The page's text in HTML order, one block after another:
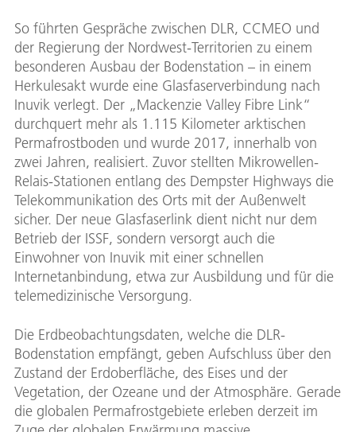
So führten Gespräche zwischen DLR, CCMEO und
der Regierung der Nordwest-Territorien zu einem
besonderen Ausbau der Bodenstation – in einem
Herkulesakt wurde eine Glasfaserverbindung nach
Inuvik verlegt. Der „Mackenzie Valley Fibre Link“
durchquert mehr als 1.115 Kilometer arktischen
Permafrostboden und wurde 2017, innerhalb von
zwei Jahren, realisiert. Zuvor stellten Mikrowellen-
Relais-Stationen entlang des Dempster Highways die
Telekommunikation des Orts mit der Außenwelt
sicher. Der neue Glasfaserlink dient nicht nur dem
Betrieb der ISSF, sondern versorgt auch die
Einwohner von Inuvik mit einer schnellen
Internetanbindung, etwa zur Ausbildung und für die
telemedizinische Versorgung.
Die Erdbeobachtungsdaten, welche die DLR-
Bodenstation empfängt, geben Aufschluss über den
Zustand der Erdoberfläche, des Eises und der
Vegetation, der Ozeane und der Atmosphäre. Gerade
die globalen Permafrostgebiete erleben derzeit im